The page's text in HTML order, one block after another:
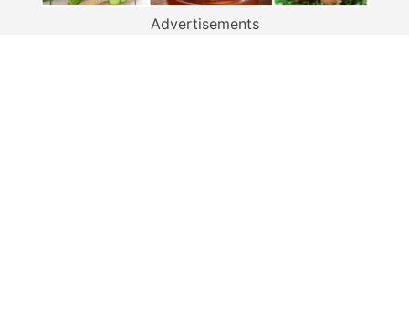
Advertisements